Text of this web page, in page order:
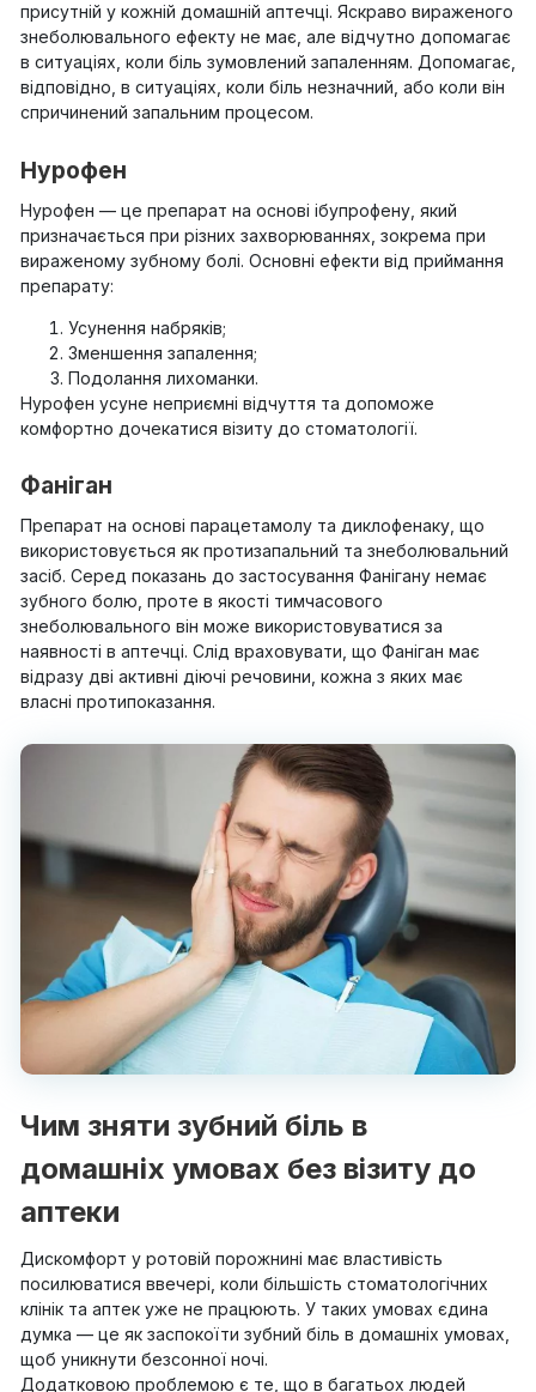
присутній у кожній домашній аптечці. Яскраво вираженого
знеболювального ефекту не має, але відчутно допомагає
в ситуаціях, коли біль зумовлений запаленням. Допомагає,
відповідно, в ситуаціях, коли біль незначний, або коли він
спричинений запальним процесом.
Нурофен
Нурофен — це препарат на основі ібупрофену, який
призначається при різних захворюваннях, зокрема при
вираженому зубному болі. Основні ефекти від приймання
препарату:
Усунення набряків;
Зменшення запалення;
Подолання лихоманки.
Нурофен усуне неприємні відчуття та допоможе
комфортно дочекатися візиту до стоматології.
Фаніган
Препарат на основі парацетамолу та диклофенаку, що
використовується як протизапальний та знеболювальний
засіб. Серед показань до застосування Фанігану немає
зубного болю, проте в якості тимчасового
знеболювального він може використовуватися за
наявності в аптечці. Слід враховувати, що Фаніган має
відразу дві активні діючі речовини, кожна з яких має
власні протипоказання.
Чим зняти зубний біль в
домашніх умовах без візиту до
аптеки
Дискомфорт у ротовій порожнині має властивість
посилюватися ввечері, коли більшість стоматологічних
клінік та аптек уже не працюють. У таких умовах єдина
думка — це як заспокоїти зубний біль в домашніх умовах,
щоб уникнути безсонної ночі.
Додатковою проблемою є те, що в багатьох людей